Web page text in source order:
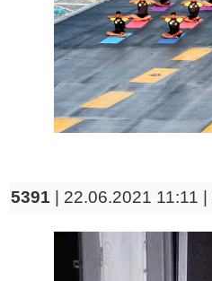
5391 | 22.06.2021 11:11 |